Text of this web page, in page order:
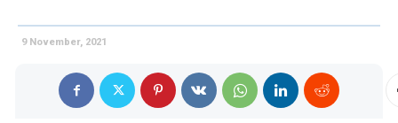
9 November, 2021